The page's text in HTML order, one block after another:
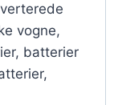
vogne,
batterier